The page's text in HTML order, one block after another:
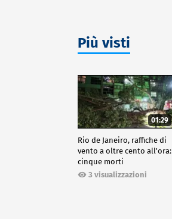
Più visti
01:29
Rio de Janeiro, raffiche di
vento a oltre cento all'ora:
cinque morti
3 visualizzazioni